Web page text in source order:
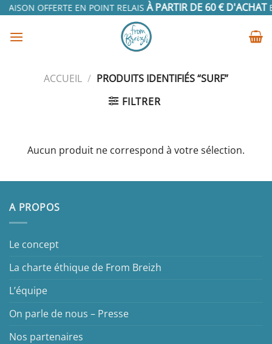
Passer
contenu
OFFERTE EN POINT RELAISÀ PARTIR DE 60 € D'ACHAT
ACCUEIL / PRODUITS IDENTIFIÉS “SURF”
FILTRER
Aucun produit ne correspond à votre sélection.
A PROPOS
Le concept
La charte éthique de From Breizh
L’équipe
On parle de nous – Presse
Nos partenaires